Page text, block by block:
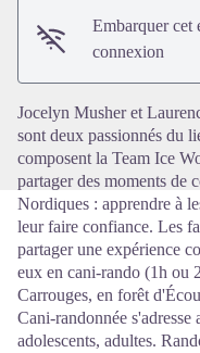
Embarquer cet
connexion
Jocelyn Musher et
sont deux passionnés du
composent la Team Ice
partager des moments de
Nordiques : apprendre à
leur faire confiance. Les
partager une expérience
eux en cani-rando (1h ou
Carrouges, en forêt
Cani-randonnée s'adresse
adolescents, adultes.